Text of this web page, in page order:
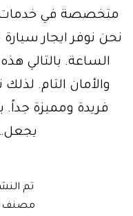
متخصصة في خدمات
نحن نوفر ايجار
الساعة. بالتالي
والأمان التام.
فريدة ومميزة جداً.
تم
مصنف